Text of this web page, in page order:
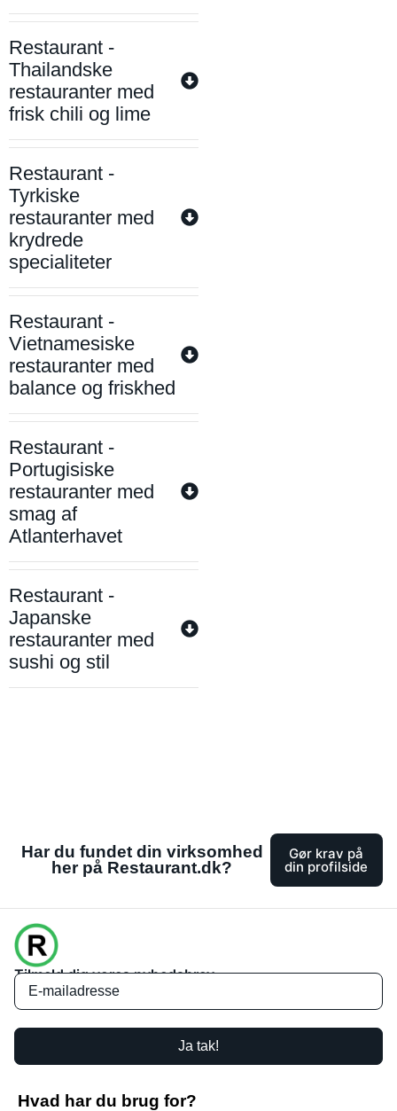
Restaurant -
Thailandske
restauranter med
frisk chili og lime
Restaurant -
Tyrkiske
restauranter med
krydrede
specialiteter
Restaurant -
Vietnamesiske
restauranter med
balance og friskhed
Restaurant -
Portugisiske
restauranter med
smag af
Atlanterhavet
Restaurant -
Japanske
restauranter med
sushi og stil
Har du fundet din virksomhed
her på Restaurant.dk?
Gør krav på
din profilside
Tilmeld dig vores nyhedsbrev
Ja tak!
Hvad har du brug for?